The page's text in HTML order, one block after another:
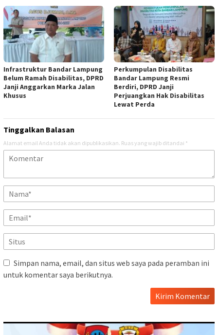
Infrastruktur Bandar Lampung
Belum Ramah Disabilitas, DPRD
Janji Anggarkan Marka Jalan
Khusus
Perkumpulan Disabilitas
Bandar Lampung Resmi
Berdiri, DPRD Janji
Perjuangkan Hak Disabilitas
Lewat Perda
Tinggalkan Balasan
Alamat email Anda tidak akan dipublikasikan. Ruas yang wajib ditandai *
Simpan nama, email, dan situs web saya pada peramban ini
untuk komentar saya berikutnya.